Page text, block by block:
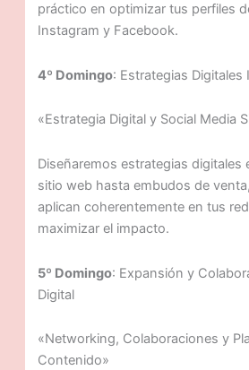
práctico en optimizar tus perfiles
Instagram y Facebook.
4º Domingo: Estrategias Digitales
«Estrategia Digital y Social Media
Diseñaremos estrategias digitales
sitio web hasta embudos de
aplican coherentemente en tus
maximizar el impacto.
5º Domingo: Expansión y
Digital
«Networking, Colaboraciones y
Contenido»